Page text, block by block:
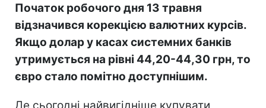
Початок робочого дня 13 травня
відзначився корекцією валютних курсів.
Якщо долар у касах системних банків
утримується на рівні 44,20-44,30 грн, то
євро стало помітно доступнішим.
Де сьогодні найвигідніше купувати